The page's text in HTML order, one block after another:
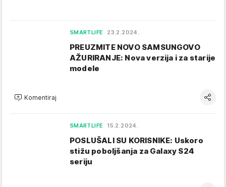
SMARTLIFE 23.2.2024.
PREUZMITE NOVO SAMSUNGOVO
AŽURIRANJE: Nova verzija i za starije
modele
Komentiraj
SMARTLIFE 15.2.2024.
POSLUŠALI SU KORISNIKE: Uskoro
stižu poboljšanja za Galaxy S24
seriju